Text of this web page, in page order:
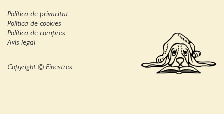
Política de privacitat
Política de cookies
Avís legal
Política de compres
Copyright © Finestres